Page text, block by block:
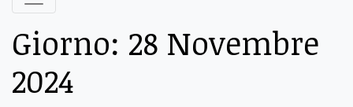
Giorno: 28 Novembre
2024